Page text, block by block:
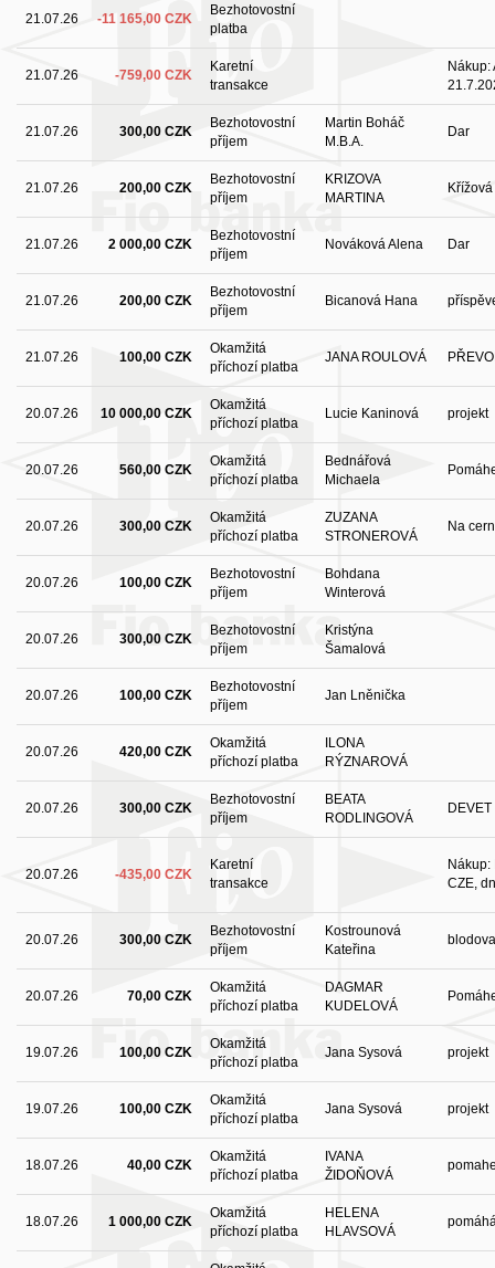
21.07.26 -11 165,00 CZK
Bezhotovostní
platba
21.07.26 -759,00 CZK
Karetní
transakce
Nákup:
21.07.26 300,00 CZK
Bezhotovostní
příjem
Martin Boháč
M.B.A.
Dar
21.07.26 200,00 CZK
Bezhotovostní
příjem
KRIZOVA
MARTINA
Křížová
21.07.26 2 000,00 CZK
Bezhotovostní
příjem
Nováková Alena Dar
21.07.26 200,00 CZK
Bezhotovostní
příjem
Bicanová Hana
21.07.26 100,00 CZK
Okamžitá
příchozí platba
JANA ROULOVÁ
20.07.26 10 000,00 CZK
Okamžitá
příchozí platba
Lucie Kaninová projekt
20.07.26 560,00 CZK
Okamžitá
příchozí platba
Bednářová
Michaela
20.07.26 300,00 CZK
Okamžitá
příchozí platba
ZUZANA
STRONEROVÁ
Na
20.07.26 100,00 CZK
Bezhotovostní
příjem
Bohdana
Winterová
20.07.26 300,00 CZK
Bezhotovostní
příjem
Kristýna
Šamalová
20.07.26 100,00 CZK
Bezhotovostní
příjem
Jan Lněnička
20.07.26 420,00 CZK
Okamžitá
příchozí platba
ILONA
RÝZNAROVÁ
20.07.26 300,00 CZK
Bezhotovostní
příjem
BEATA
RODLINGOVÁ
DEVET
20.07.26 -435,00 CZK
Karetní
transakce
Nákup:
CZE,
20.07.26 300,00 CZK
Bezhotovostní
příjem
Kostrounová
Kateřina
20.07.26 70,00 CZK
Okamžitá
příchozí platba
DAGMAR
KUDELOVÁ
19.07.26 100,00 CZK
Okamžitá
příchozí platba
Jana Sysová projekt
19.07.26 100,00 CZK
Okamžitá
příchozí platba
Jana Sysová projekt
18.07.26 40,00 CZK
Okamžitá
příchozí platba
IVANA
ŽIDOŇOVÁ
18.07.26 1 000,00 CZK
Okamžitá
příchozí platba
HELENA
HLAVSOVÁ